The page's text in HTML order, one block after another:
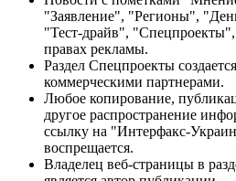
"Заявление", "Регионы",
"Тест-драйв",
правах рекламы.
Раздел Спецпроекты
коммерческими партнерами.
Любое копирование,
другое распространение
ссылку на "Интерфакс-
воспрещается.
Владелец веб-страницы в